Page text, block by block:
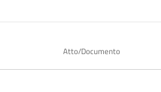
Atto/Documento